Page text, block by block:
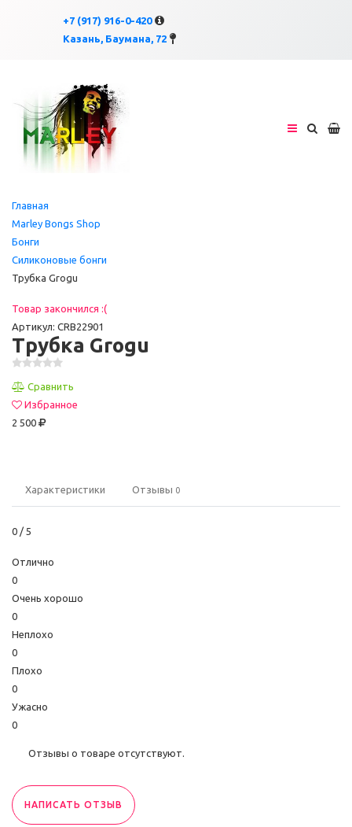
+7 (917) 916-0-420
Казань, Баумана, 72×
Главная
Marley Bongs Shop
Бонги
Силиконовые бонги
Трубка Grogu
Товар закончился :(
Артикул: CRB22901
Трубка Grogu
Сравнить
Избранное
2 500
Характеристики Отзывы 0
0 / 5
Отлично
0
Очень хорошо
0
Неплохо
0
Плохо
0
Ужасно
0
Отзывы о товаре отсутствуют.
НАПИСАТЬ ОТЗЫВ